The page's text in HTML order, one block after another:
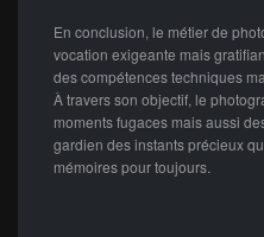
En conclusion, le métier de
vocation exigeante mais
des compétences techniques
À travers son objectif, le
moments fugaces mais aussi
gardien des instants précieux
mémoires pour toujours.